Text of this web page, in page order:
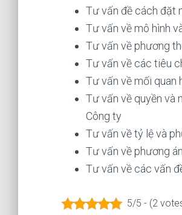
Tư vấn đề cách đặt
Tư vấn về mô hình
Tư vấn về phương
Tư vấn về các tiêu
Tư vấn về mối quan
Tư vấn về quyền và
Công ty
Tư vấn về tỷ lệ và
Tư vấn về phương
Tư vấn về các vấn
5/5 - (2